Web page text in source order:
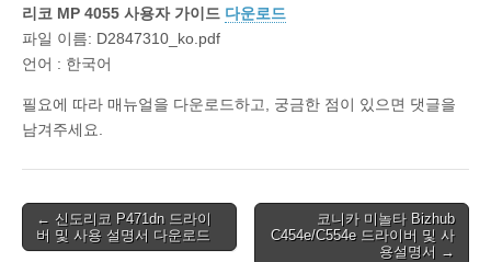
리코 MP 4055 사용자 가이드 다운로드
파일 이름: D2847310_ko.pdf
언어 : 한국어
필요에 따라 매뉴얼을 다운로드하고, 궁금한 점이 있으면 댓글을
남겨주세요.
Post
navigation
← 신도리코 P471dn 드라이
버 및 사용 설명서 다운로드
코니카 미놀타 Bizhub
C454e/C554e 드라이버 및 사
용설명서 →